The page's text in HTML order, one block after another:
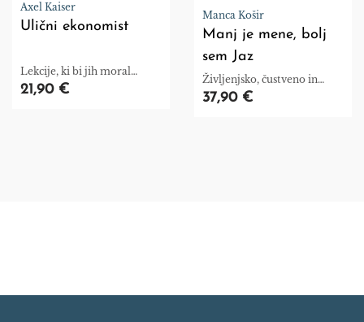
Axel Kaiser
Ulični ekonomist
Lekcije, ki bi jih moral
poznati vsak
21,90 €
Manca Košir
Manj je mene, bolj
sem Jaz
Življenjsko, čustveno in
hkrati premišljeno.
37,90 €